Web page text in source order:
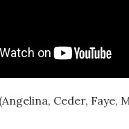
(Angelina, Ceder, Faye,